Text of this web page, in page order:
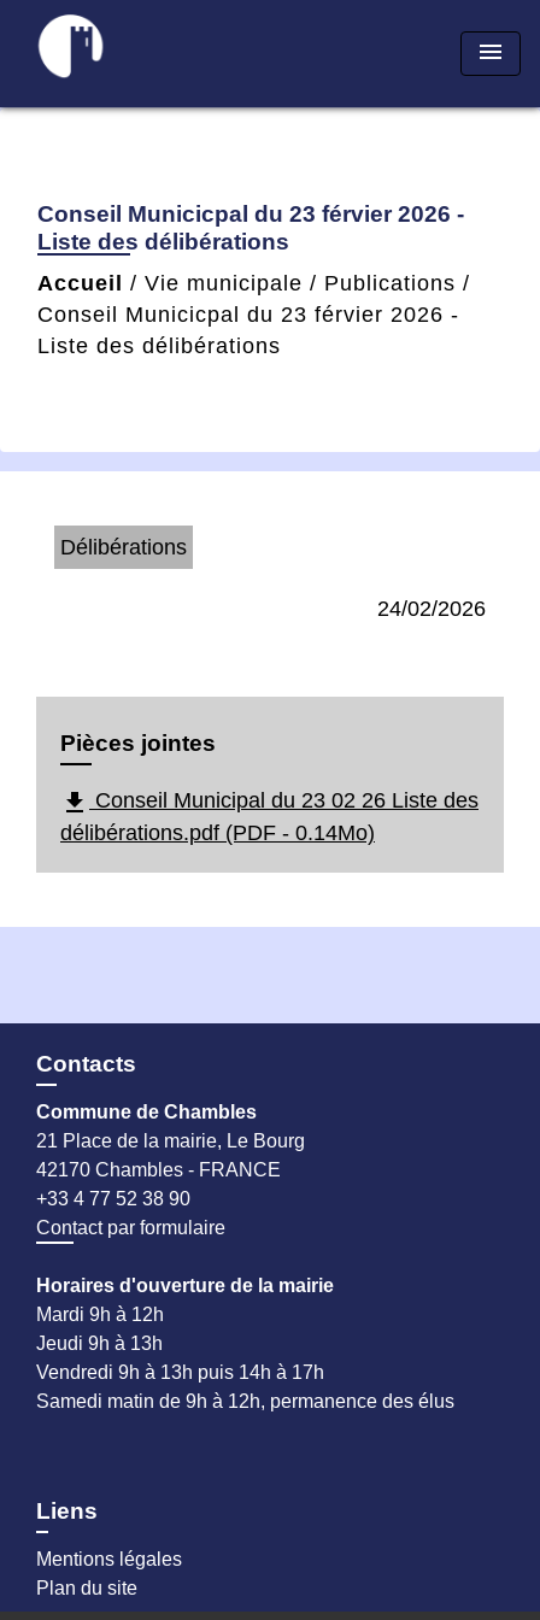
menu
Conseil Municicpal du 23 férvier 2026 -
Liste des délibérations
Accueil / Vie municipale / Publications /
Conseil Municicpal du 23 férvier 2026 -
Liste des délibérations
Délibérations
24/02/2026
Pièces jointes
file_download Conseil Municipal du 23 02 26 Liste des
délibérations.pdf (PDF - 0.14Mo)
Contacts
Commune de Chambles
21 Place de la mairie, Le Bourg
42170 Chambles - FRANCE
+33 4 77 52 38 90
Contact par formulaire
Horaires d'ouverture de la mairie
Mardi 9h à 12h
Jeudi 9h à 13h
Vendredi 9h à 13h puis 14h à 17h
Samedi matin de 9h à 12h, permanence des élus
Liens
Mentions légales
Plan du site